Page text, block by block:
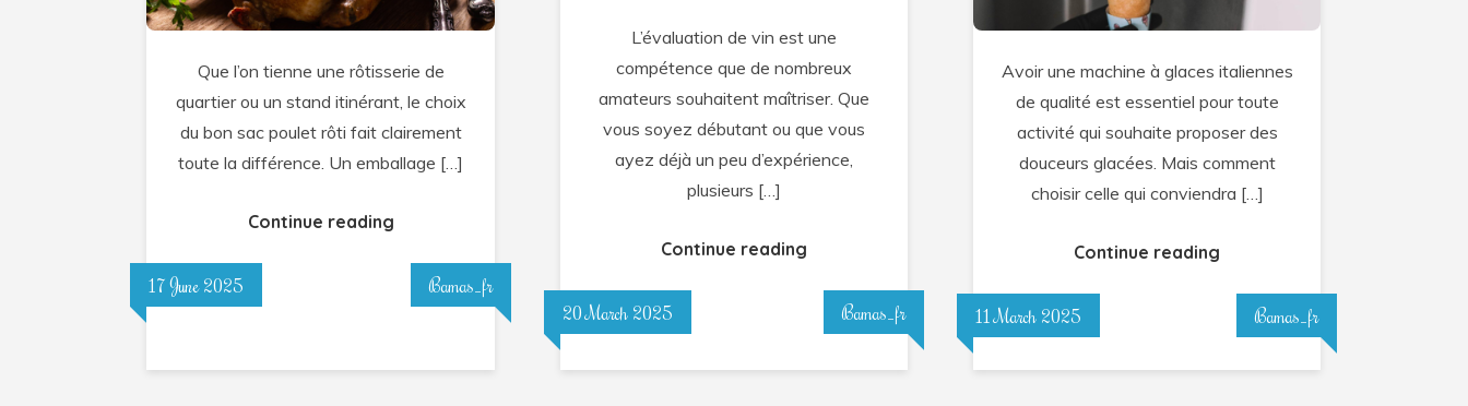
est
essentiel
pour
les
?
Que l’on tienne une rôtisserie de
quartier ou un stand itinérant, le choix
du bon sac poulet rôti fait clairement
toute la différence. Un emballage […]
Continue reading
17 June 2025 Bamas_fr
les
amateurs
L’évaluation de vin est une
compétence que de nombreux
amateurs souhaitent maîtriser. Que
vous soyez débutant ou que vous
ayez déjà un peu d’expérience,
plusieurs […]
Continue reading
20 March 2025 Bamas_fr
italiennes
votre
activité
professionnelle
Avoir une machine à glaces italiennes
de qualité est essentiel pour toute
activité qui souhaite proposer des
douceurs glacées. Mais comment
choisir celle qui conviendra […]
Continue reading
11 March 2025 Bamas_fr